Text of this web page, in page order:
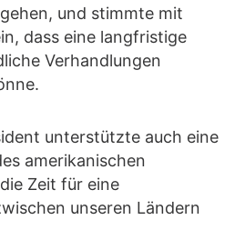
und stimmte mit
dass eine langfristige
Verhandlungen
unterstützte auch eine
amerikanischen
Zeit für eine
unseren Ländern